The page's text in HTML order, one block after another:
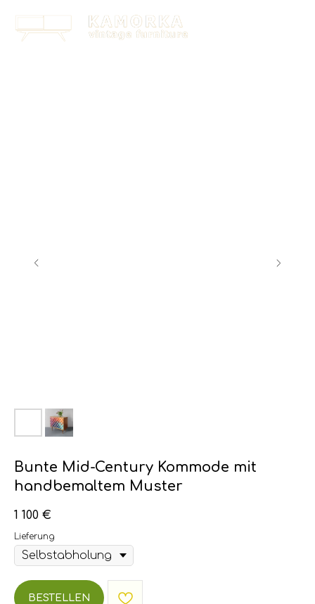
Bunte Mid-Century Kommode mit
handbemaltem Muster
1 100 €
Lieferung
BESTELLEN